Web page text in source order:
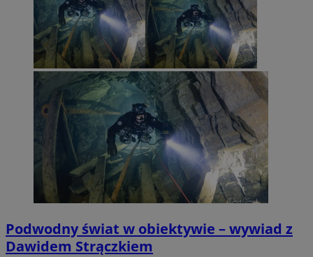
Podwodny świat w obiektywie – wywiad z
Dawidem Strączkiem